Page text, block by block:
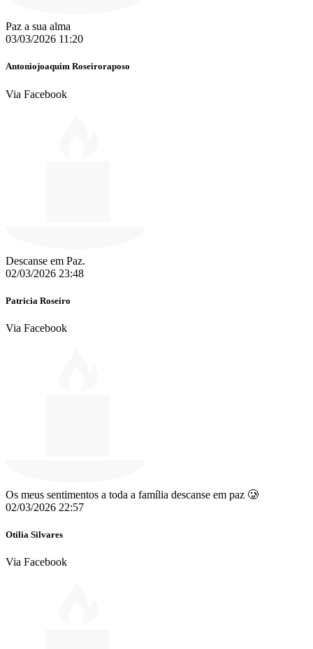
Paz a sua alma
03/03/2026 11:20
Antoniojoaquim Roseiroraposo
Via Facebook
Descanse em Paz.
02/03/2026 23:48
Patricia Roseiro
Via Facebook
Os meus sentimentos a toda a família descanse em paz 🥲
02/03/2026 22:57
Otilia Silvares
Via Facebook